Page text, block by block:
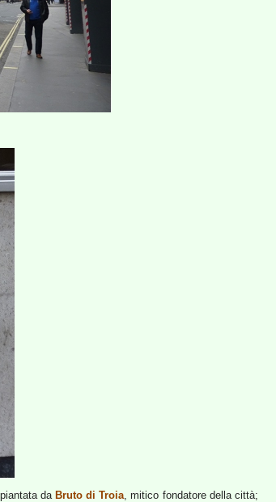
da Bruto di Troia, mitico fondatore della città;